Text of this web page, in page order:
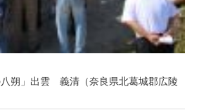
朔」出雲 義清（奈良県北葛城郡広陵